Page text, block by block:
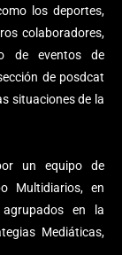
los deportes,
colaboradores,
de eventos de
de posdcat
situaciones de la
un equipo de
Multidiarios, en
agrupados en la
Mediáticas,